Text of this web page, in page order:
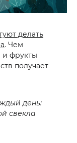
делать
. Чем
и фрукты
получает
день:
свекла